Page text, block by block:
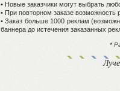
• Новые заказчики могут выбрать
• При повторном заказе возможность
• Заказ больше 1000 реклам
баннера до истечения заказанных
*